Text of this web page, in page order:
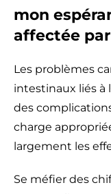
mon
affectée
Les problèmes
intestinaux liés à
des
charge
largement les
Se méfier des